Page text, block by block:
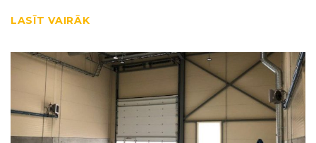
LASĪT VAIRĀK